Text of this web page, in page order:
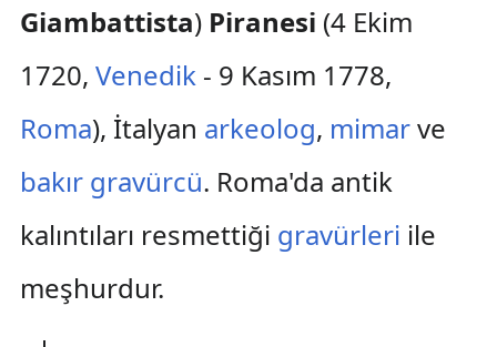
Giambattista) Piranesi (4 Ekim
1720, Venedik- 9 Kasım 1778,
Roma), İtalyan arkeolog, mimarve
bakır gravürcü. Roma'da antik
kalıntıları resmettiği gravürleri ile
meşhurdur.